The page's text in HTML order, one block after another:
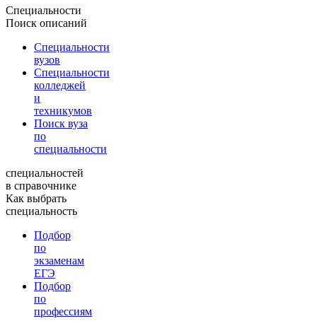
Специальности
Поиск описаний
Специальности
вузов
Специальности
колледжей
и
техникумов
Поиск вуза
по
специальности
специальностей
в справочнике
Как выбрать
специальность
Подбор
по
экзаменам
ЕГЭ
Подбор
по
профессиям